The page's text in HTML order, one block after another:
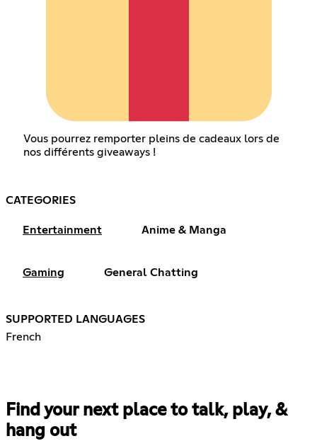
Vous pourrez remporter pleins de cadeaux lors de
nos différents giveaways !
CATEGORIES
Entertainment Anime & Manga
Gaming General Chatting
SUPPORTED LANGUAGES
French
Find your next place to talk, play, &
hang out